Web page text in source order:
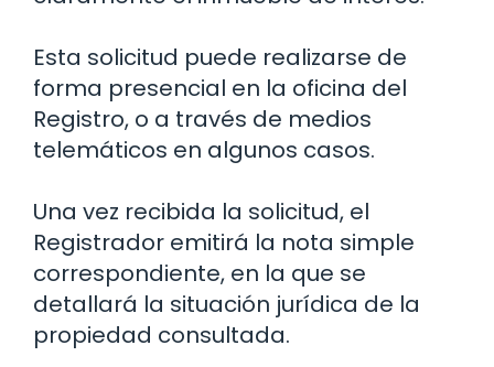
Esta solicitud puede realizarse de
forma presencial en la oficina del
Registro, o a través de medios
telemáticos en algunos casos.
Una vez recibida la solicitud, el
Registrador emitirá la nota simple
correspondiente, en la que se
detallará la situación jurídica de la
propiedad consultada.